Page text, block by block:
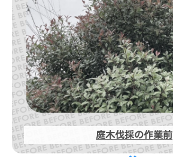
庭木伐採の作業前